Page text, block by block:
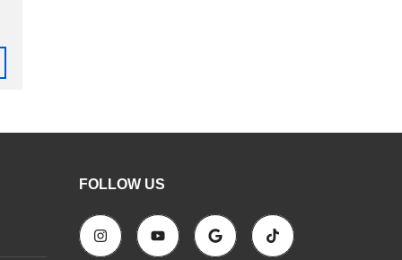
FOLLOW US